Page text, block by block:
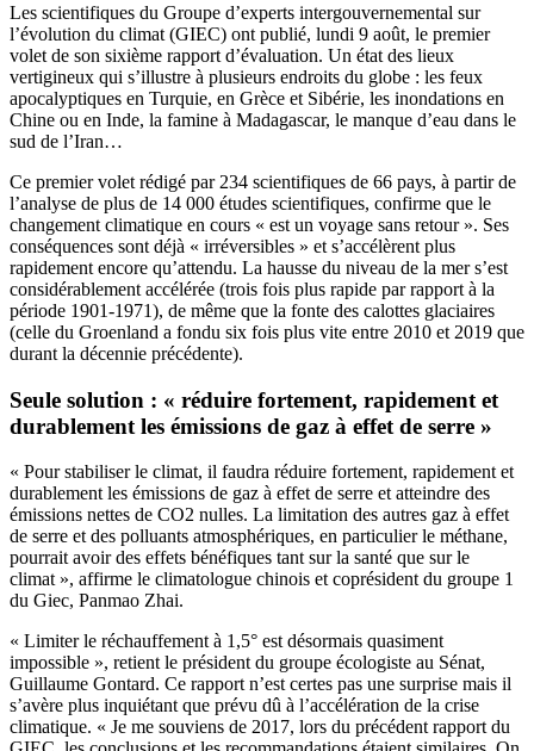
Les scientifiques du Groupe d’experts intergouvernemental sur
l’évolution du climat (GIEC) ont publié, lundi 9 août, le premier
volet de son sixième rapport d’évaluation. Un état des lieux
vertigineux qui s’illustre à plusieurs endroits du globe : les feux
apocalyptiques en Turquie, en Grèce et Sibérie, les inondations en
Chine ou en Inde, la famine à Madagascar, le manque d’eau dans le
sud de l’Iran…
Ce premier volet rédigé par 234 scientifiques de 66 pays, à partir de
l’analyse de plus de 14 000 études scientifiques, confirme que le
changement climatique en cours « est un voyage sans retour ». Ses
conséquences sont déjà « irréversibles » et s’accélèrent plus
rapidement encore qu’attendu. La hausse du niveau de la mer s’est
considérablement accélérée (trois fois plus rapide par rapport à la
période 1901-1971), de même que la fonte des calottes glaciaires
(celle du Groenland a fondu six fois plus vite entre 2010 et 2019 que
durant la décennie précédente).
Seule solution : « réduire fortement, rapidement et
durablement les émissions de gaz à effet de serre »
« Pour stabiliser le climat, il faudra réduire fortement, rapidement et
durablement les émissions de gaz à effet de serre et atteindre des
émissions nettes de CO2 nulles. La limitation des autres gaz à effet
de serre et des polluants atmosphériques, en particulier le méthane,
pourrait avoir des effets bénéfiques tant sur la santé que sur le
climat », affirme le climatologue chinois et coprésident du groupe 1
du Giec, Panmao Zhai.
« Limiter le réchauffement à 1,5° est désormais quasiment
impossible », retient le président du groupe écologiste au Sénat,
Guillaume Gontard. Ce rapport n’est certes pas une surprise mais il
s’avère plus inquiétant que prévu dû à l’accélération de la crise
climatique. « Je me souviens de 2017, lors du précédent rapport du